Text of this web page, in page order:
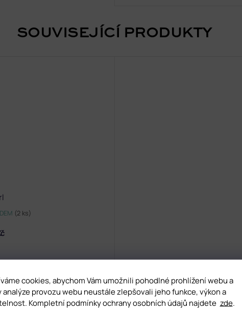
cookies, abychom Vám umožnili pohodlné prohlížení webu a
analýze provozu webu neustále zlepšovali jeho funkce, výkon a
Kompletní podmínky ochrany osobních údajů najdete zde.
SOUVISEJÍCÍ PRODUKTY
(2 ks)
DISKUZE